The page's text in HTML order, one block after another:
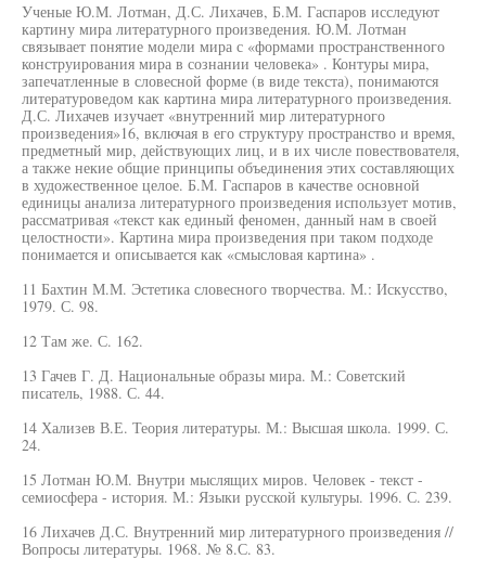
Ученые Ю.М. Лотман, Д.С. Лихачев, Б.М. Гаспаров исследуют
картину мира литературного произведения. Ю.М. Лотман
связывает понятие модели мира с «формами пространственного
конструирования мира в сознании человека» . Контуры мира,
запечатленные в словесной форме (в виде текста), понимаются
литературоведом как картина мира литературного произведения.
Д.С. Лихачев изучает «внутренний мир литературного
произведения»16, включая в его структуру пространство и время,
предметный мир, действующих лиц, и в их числе повествователя,
а также некие общие принципы объединения этих составляющих
в художественное целое. Б.М. Гаспаров в качестве основной
единицы анализа литературного произведения использует мотив,
рассматривая «текст как единый феномен, данный нам в своей
целостности». Картина мира произведения при таком подходе
понимается и описывается как «смысловая картина» .
11 Бахтин М.М. Эстетика словесного творчества. М.: Искусство,
1979. С. 98.
12 Там же. С. 162.
13 Гачев Г. Д. Национальные образы мира. М.: Советский
писатель, 1988. С. 44.
14 Хализев В.Е. Теория литературы. М.: Высшая школа. 1999. С.
24.
15 Лотман Ю.М. Внутри мыслящих миров. Человек - текст -
семиосфера - история. М.: Языки русской культуры. 1996. С. 239.
16 Лихачев Д.С. Внутренний мир литературного произведения //
Вопросы литературы. 1968. № 8.С. 83.